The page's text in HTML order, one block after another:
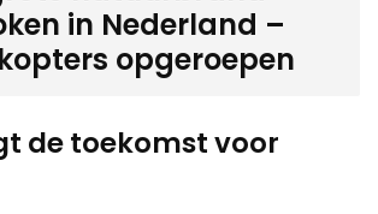
in Nederland –
opgeroepen
de toekomst voor